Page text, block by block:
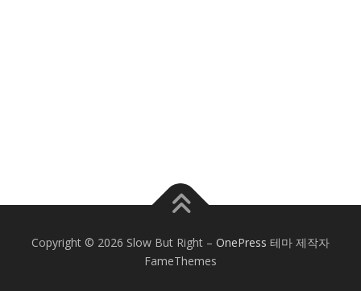
Copyright © 2026 Slow But Right – OnePress 테마 제작자
FameThemes